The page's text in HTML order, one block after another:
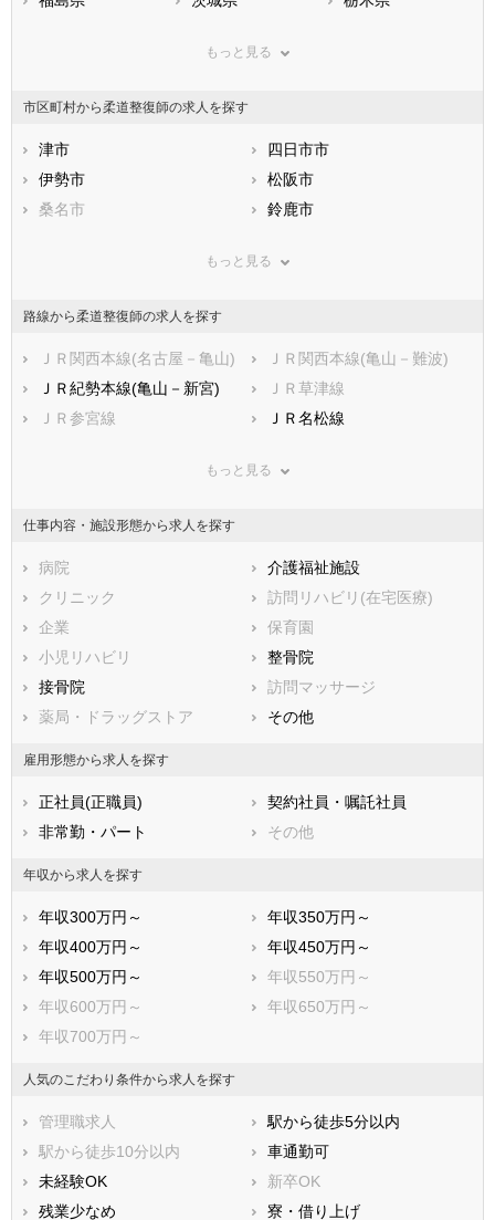
神奈川県
石川県
福井県
静岡県
滋賀県
兵庫県
山口県
福岡県
佐賀県
熊本県
大分県
宮崎県
鹿児島県
沖縄県
もっと見る
市区町村から柔道整復師の求人を探す
津市
四日市市
伊勢市
松阪市
桑名市
鈴鹿市
鳥羽市
志摩市
桑名郡木曽岬町
員弁郡東員町
三重郡菰野町
三重郡朝日町
三重郡川越町
多気郡多気町
度会郡度会町
北牟婁郡紀北町
南牟婁郡紀宝町
もっと見る
路線から柔道整復師の求人を探す
ＪＲ関西本線(名古屋－亀山)
ＪＲ関西本線(亀山－難波)
ＪＲ紀勢本線(亀山－新宮)
ＪＲ草津線
ＪＲ参宮線
ＪＲ名松線
近鉄湯の山線
近鉄鳥羽線
四日市あすなろう鉄道八王子
線
三岐鉄道三岐線
三岐鉄道北勢線
伊勢鉄道
伊賀鉄道伊賀線
養老鉄道養老線
もっと見る
仕事内容・施設形態から求人を探す
病院
介護福祉施設
クリニック
訪問リハビリ(在宅医療)
企業
保育園
小児リハビリ
整骨院
接骨院
訪問マッサージ
薬局・ドラッグストア
その他
雇用形態から求人を探す
正社員(正職員)
契約社員・嘱託社員
非常勤・パート
その他
年収から求人を探す
年収300万円～
年収350万円～
年収400万円～
年収450万円～
年収500万円～
年収550万円～
年収600万円～
年収650万円～
年収700万円～
人気のこだわり条件から求人を探す
管理職求人
駅から徒歩5分以内
駅から徒歩10分以内
車通勤可
未経験OK
新卒OK
残業少なめ
寮・借り上げ